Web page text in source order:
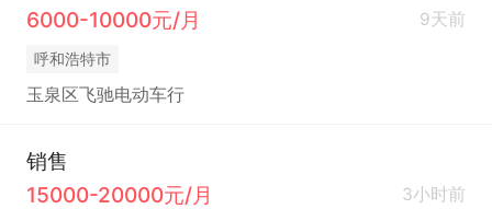
6000-10000元/月
9天前
呼和浩特市
玉泉区飞驰电动车行
销售
15000-20000元/月
3小时前